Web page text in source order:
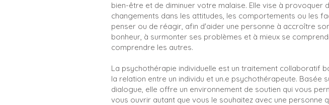
bien-être et de diminuer votre malaise. Elle vise à provoquer
changements dans les attitudes, les comportements ou les
penser ou de réagir, afin d'aider une personne à accroître
bonheur, à surmonter ses problèmes et à mieux se
comprendre les autres.
La psychothérapie individuelle est un traitement collaboratif
la relation entre un individu et un.e psychothérapeute. Basée
dialogue, elle offre un environnement de soutien qui vous
vous ouvrir autant que vous le souhaitez avec une personne